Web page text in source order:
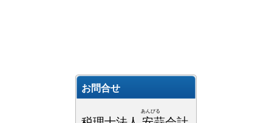
お問合せ
あんびる